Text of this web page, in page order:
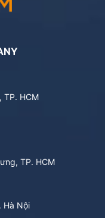
TP. HCM
TP. HCM
Hà Nội